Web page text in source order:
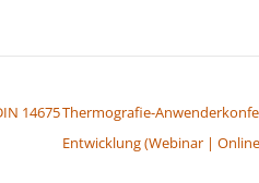
14675Thermografie-
Entwicklung (Webinar |